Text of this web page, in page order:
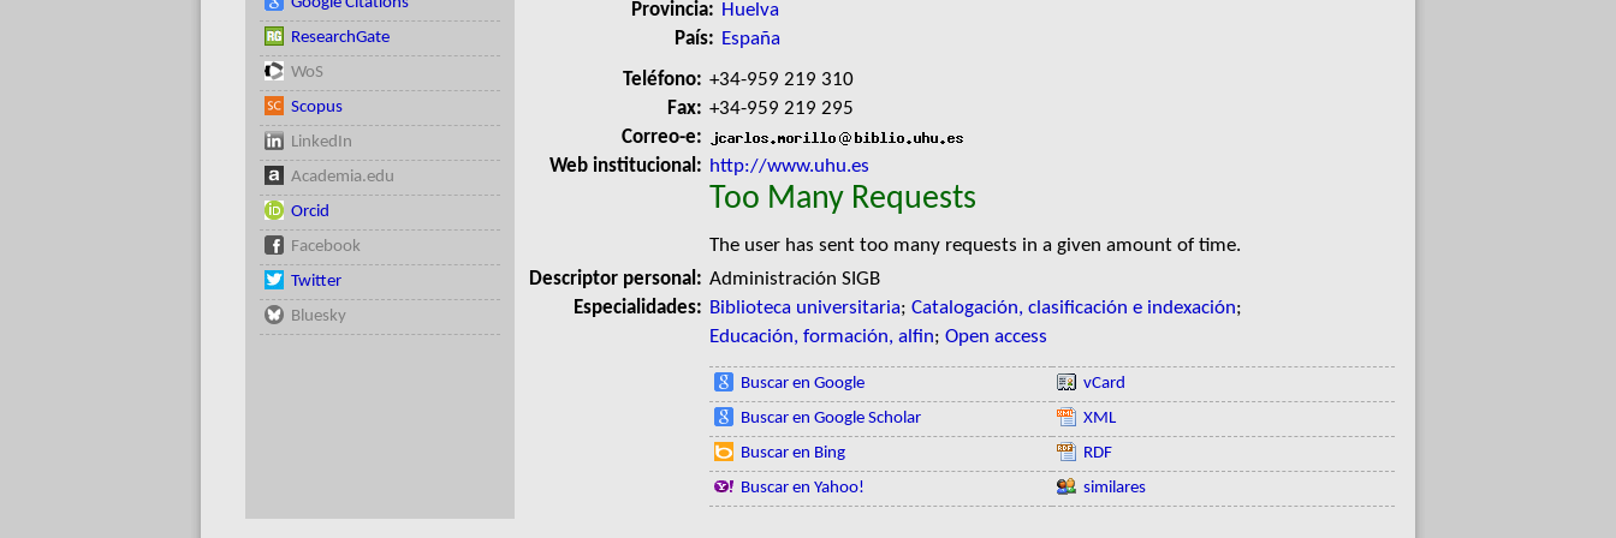
ResearchGate
WoS
Scopus
LinkedIn
Academia.edu
Orcid
Facebook
Twitter
Bluesky
Provincia: Huelva
País: España
Teléfono: +34-959 219 310
Fax: +34-959 219 295
Correo-e:
Web institucional: http://www.uhu.es
Too Many Requests
The user has sent too many requests in a given amount of time.
Descriptor personal: Administración SIGB
Especialidades: Biblioteca universitaria; Catalogación, clasificación e indexación;
Educación, formación, alfin; Open access
Buscar en Google
Buscar en Google Scholar
Buscar en Bing
Buscar en Yahoo!
vCard
XML
RDF
similares